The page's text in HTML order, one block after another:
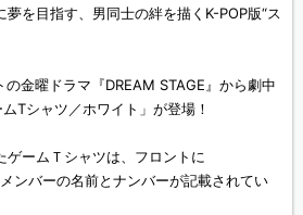
を目指す、男同士の絆を描くK-POP版“ス
金曜ドラマ『DREAM STAGE』から劇中
Tシャツ／ホワイト」が登場！
ゲームＴシャツは、フロントに
ンバーの名前とナンバーが記載されてい